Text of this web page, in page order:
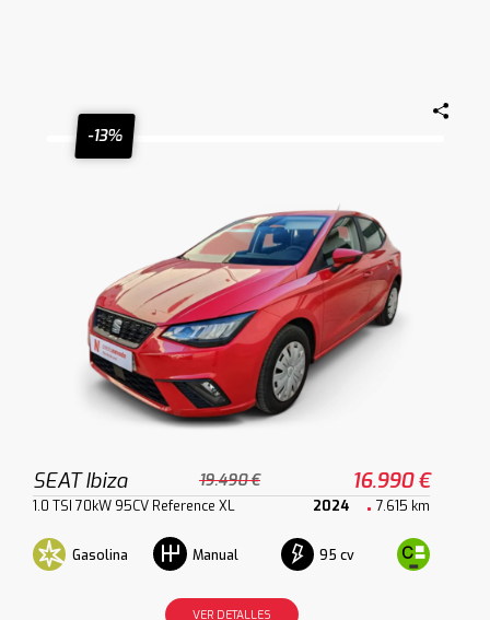
-13%
SEAT Ibiza 19.490 € 16.990 €
1.0 TSI 70kW 95CV Reference XL 2024 7.615 km
Gasolina Manual 95 cv
VER DETALLES